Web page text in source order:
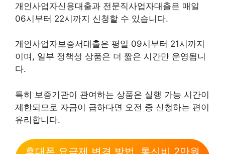
개인사업자신용대출과 전문직사업자대출은 매일
06시부터 22시까지 신청할 수 있습니다.
개인사업자보증서대출은 평일 09시부터 21시까지
이며, 일부 정책성 상품은 더 짧은 시간만 운영됩니
다.
특히 보증기관이 관여하는 상품은 실행 가능 시간이
제한되므로 자금이 급하다면 오전 중 신청하는 편이
유리합니다.
휴대폰 요금제 변경 방법, 통신비 2만원